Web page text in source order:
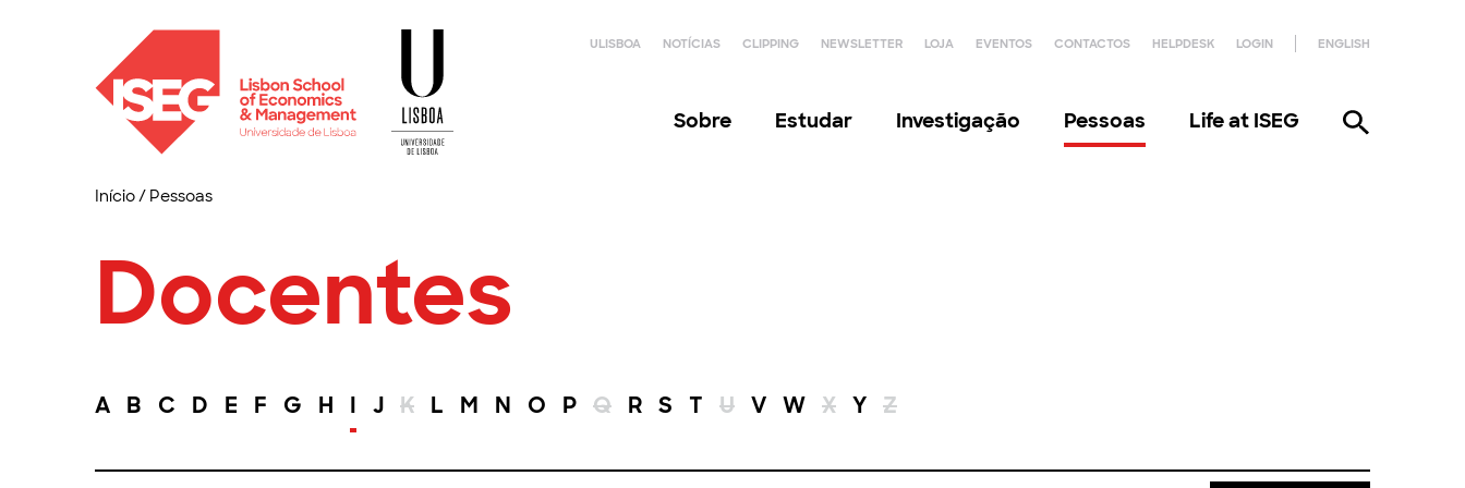
ULISBOA NOTÍCIAS CLIPPING NEWSLETTER LOJA EVENTOS CONTACTOS HELPDESK LOGIN ENGLISH
Sobre Estudar Investigação Pessoas Life at ISEG
Início/ Pessoas
Docentes
A B C D E F G H I J K L M N O P Q R S T U V W X Y Z